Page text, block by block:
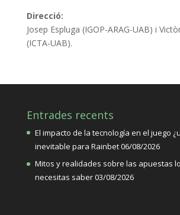
Direcció:
Josep Espluga (IGOP-ARAG-UAB) i
(ICTA-UAB).
Entrades recents
El impacto de la tecnología en el juego
inevitable para Rainbet06/08/2026
Mitos y realidades sobre las apuestas
necesitas saber03/08/2026